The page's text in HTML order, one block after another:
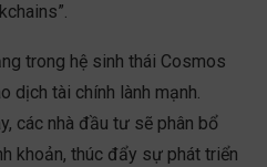
trong hệ sinh thái Cosmos
dịch tài chính lành mạnh.
các nhà đầu tư sẽ phân bổ
khoản, thúc đẩy sự phát triển